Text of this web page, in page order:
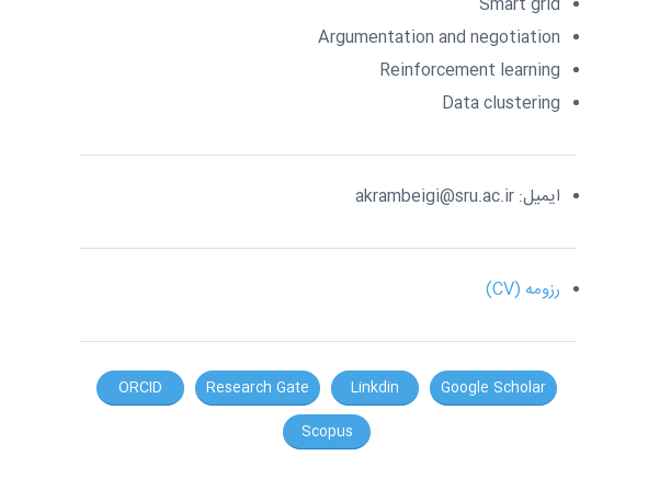
Argumentation and negotiation
Reinforcement learning
Data clustering
ایمیل: akrambeigi@sru.ac.ir
رزومه (CV)
Google Scholar
Linkdin
Research Gate
ORCID
Scopus